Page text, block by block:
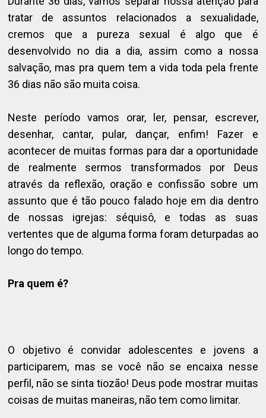
tratar de assuntos relacionados a sexualidade,
cremos que a pureza sexual é algo que é
desenvolvido no dia a dia, assim como a nossa
salvação, mas pra quem tem a vida toda pela frente
36 dias não são muita coisa.
Neste período vamos orar, ler, pensar, escrever,
desenhar, cantar, pular, dançar, enfim! Fazer e
acontecer de muitas formas para dar a oportunidade
de realmente sermos transformados por Deus
através da reflexão, oração e confissão sobre um
assunto que é tão pouco falado hoje em dia dentro
de nossas igrejas: séquisô, e todas as suas
vertentes que de alguma forma foram deturpadas ao
longo do tempo.
Pra quem é?
O objetivo é convidar adolescentes e jovens a
participarem, mas se você não se encaixa nesse
perfil, não se sinta tiozão! Deus pode mostrar muitas
coisas de muitas maneiras, não tem como limitar.